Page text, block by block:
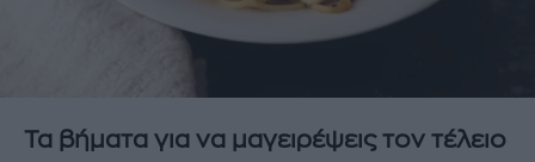
Τα βήματα για να μαγειρέψεις τον τέλειο